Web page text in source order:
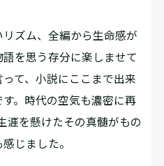
ズム、全編から生命感が
を思う存分に楽しませて
て、小説にここまで出来
。時代の空気も濃密に再
涯を懸けたその真髄がもの
じました。